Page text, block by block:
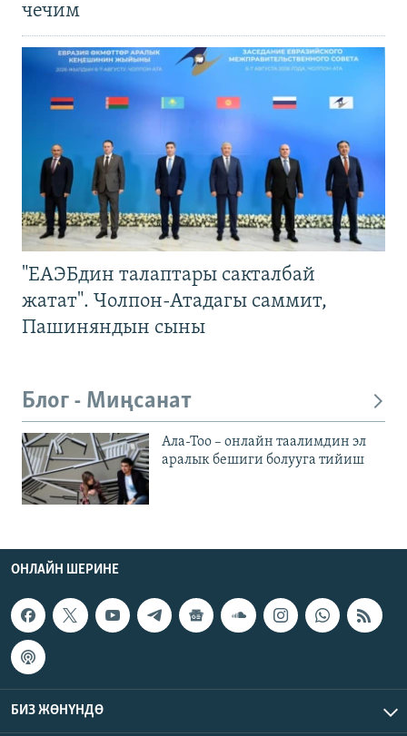
чечим
"ЕАЭБдин талаптары сакталбай
жатат". Чолпон-Атадагы саммит,
Пашиняндын сыны
Блог - Миңсанат
Ала-Тоо – онлайн таалимдин эл
аралык бешиги болууга тийиш
ОНЛАЙН ШЕРИНЕ
БИЗ ЖӨНҮНДӨ